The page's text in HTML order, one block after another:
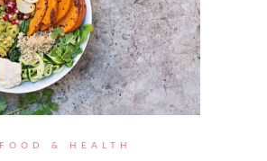
FOOD & HEALTH